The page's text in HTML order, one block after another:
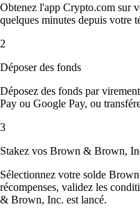
Obtenez l'app Crypto.com sur
quelques minutes depuis votre
2
Déposer des fonds
Déposez des fonds par
Pay ou Google Pay, ou
3
Stakez vos Brown & Brown,
Sélectionnez votre solde
récompenses, validez les
& Brown, Inc. est lancé.